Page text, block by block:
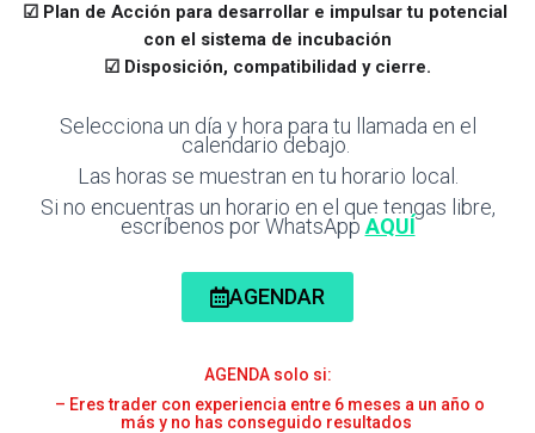
☑ Plan de Acción para desarrollar e impulsar tu potencial
con el sistema de incubación
☑ Disposición, compatibilidad y cierre.
Selecciona un día y hora para tu llamada en el
calendario debajo.
Las horas se muestran en tu horario local.
Si no encuentras un horario en el que tengas libre,
escríbenos por WhatsApp AQUÍ
AGENDAR
AGENDA solo si:
– Eres trader con experiencia entre 6 meses a un año o
más y no has conseguido resultados